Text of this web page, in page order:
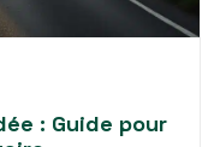
: Guide pour